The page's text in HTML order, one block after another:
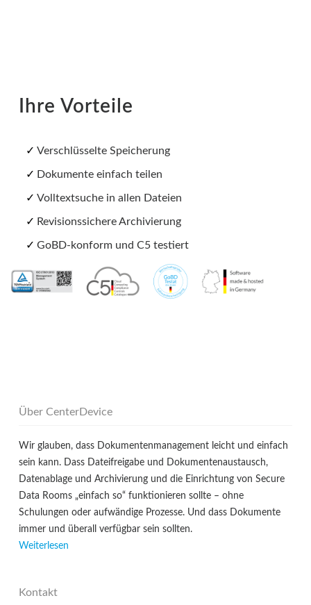
Ihre Vorteile
Verschlüsselte Speicherung
Dokumente einfach teilen
Volltextsuche in allen Dateien
Revisionssichere Archivierung
GoBD-konform und C5 testiert
Über CenterDevice
Wir glauben, dass Dokumentenmanagement leicht und einfach
sein kann. Dass Dateifreigabe und Dokumentenaustausch,
Datenablage und Archivierung und die Einrichtung von Secure
Data Rooms „einfach so“ funktionieren sollte – ohne
Schulungen oder aufwändige Prozesse. Und dass Dokumente
immer und überall verfügbar sein sollten.
Weiterlesen
Kontakt